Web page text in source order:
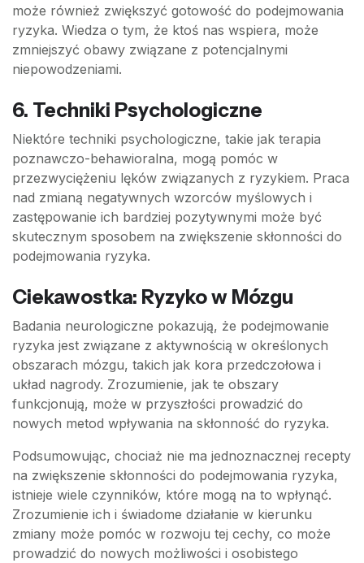
może również zwiększyć gotowość do podejmowania
ryzyka. Wiedza o tym, że ktoś nas wspiera, może
zmniejszyć obawy związane z potencjalnymi
niepowodzeniami.
6. Techniki Psychologiczne
Niektóre techniki psychologiczne, takie jak terapia
poznawczo-behawioralna, mogą pomóc w
przezwyciężeniu lęków związanych z ryzykiem. Praca
nad zmianą negatywnych wzorców myślowych i
zastępowanie ich bardziej pozytywnymi może być
skutecznym sposobem na zwiększenie skłonności do
podejmowania ryzyka.
Ciekawostka: Ryzyko w Mózgu
Badania neurologiczne pokazują, że podejmowanie
ryzyka jest związane z aktywnością w określonych
obszarach mózgu, takich jak kora przedczołowa i
układ nagrody. Zrozumienie, jak te obszary
funkcjonują, może w przyszłości prowadzić do
nowych metod wpływania na skłonność do ryzyka.
Podsumowując, chociaż nie ma jednoznacznej recepty
na zwiększenie skłonności do podejmowania ryzyka,
istnieje wiele czynników, które mogą na to wpłynąć.
Zrozumienie ich i świadome działanie w kierunku
zmiany może pomóc w rozwoju tej cechy, co może
prowadzić do nowych możliwości i osobistego